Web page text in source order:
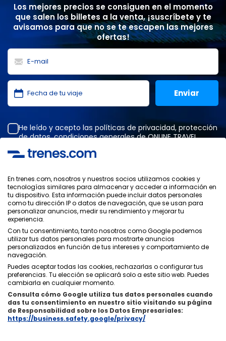
Los mejores precios se consiguen en el momento
que salen los billetes a la venta, ¡suscríbete y te
avisamos para que no se te escapen las mejores
ofertas!
He leído y acepto las políticas de privacidad, protección
de datos,condiciones generalesde ONLINE TRAVEL
Política de Privacidad
Condiciones Generales
Política de Cookies
Aviso Legal
Quiénes Somos ixigo
Copyright © Trenes.com. Todos los derechos reservados.
En trenes.com, nosotros y nuestros socios utilizamos cookies y
tecnologías similares para almacenar y acceder a información en
tu dispositivo. Esta información puede incluir datos personales
como tu dirección IP o datos de navegación, que se usan para
personalizar anuncios, medir su rendimiento y mejorar tu
experiencia.
Con tu consentimiento, tanto nosotros como Google podemos
utilizar tus datos personales para mostrarte anuncios
personalizados en función de tus intereses y comportamiento de
navegación.
Puedes aceptar todas las cookies, rechazarlas o configurar tus
preferencias. Tu elección se aplicará solo a este sitio web. Puedes
cambiarla en cualquier momento.
Consulta cómo Google utiliza tus datos personales cuando
das tu consentimiento en nuestro sitio visitando su página
de Responsabilidad sobre los Datos Empresariales:
https://business.safety.google/privacy/